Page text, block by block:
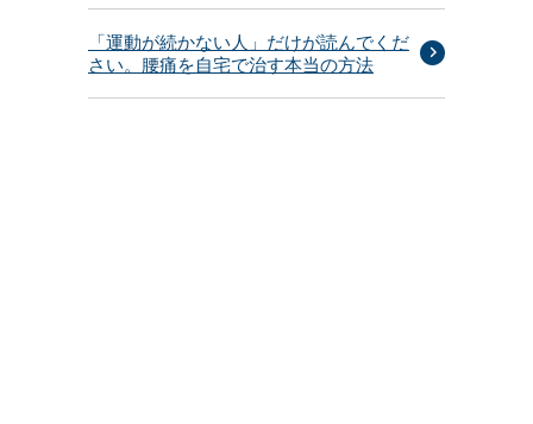
「運動が続かない人」だけが読んでくだ
さい。腰痛を自宅で治す本当の方法